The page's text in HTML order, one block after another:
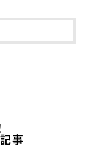
事